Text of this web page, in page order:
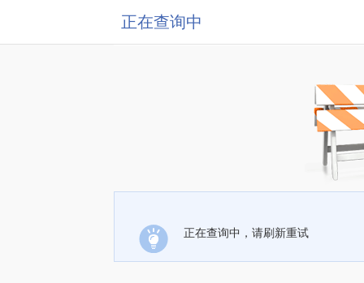
正在查询中
正在查询中，请刷新重试